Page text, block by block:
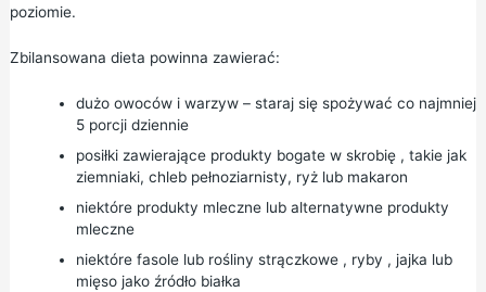
poziomie.
Zbilansowana dieta powinna zawierać:
dużo owoców i warzyw – staraj się spożywać co najmniej
5 porcji dziennie
posiłki zawierające produkty bogate w skrobię, takie jak
ziemniaki, chleb pełnoziarnisty, ryż lub makaron
niektóre produkty mlecznelub alternatywne produkty
mleczne
niektóre fasole lub rośliny strączkowe, ryby , jajka lub
mięsojako źródło białka